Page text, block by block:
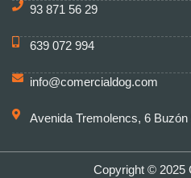
93 871 56 29
639 072 994
info@comercialdog.com
Avenida Tremolencs, 6
Copyright © 2025